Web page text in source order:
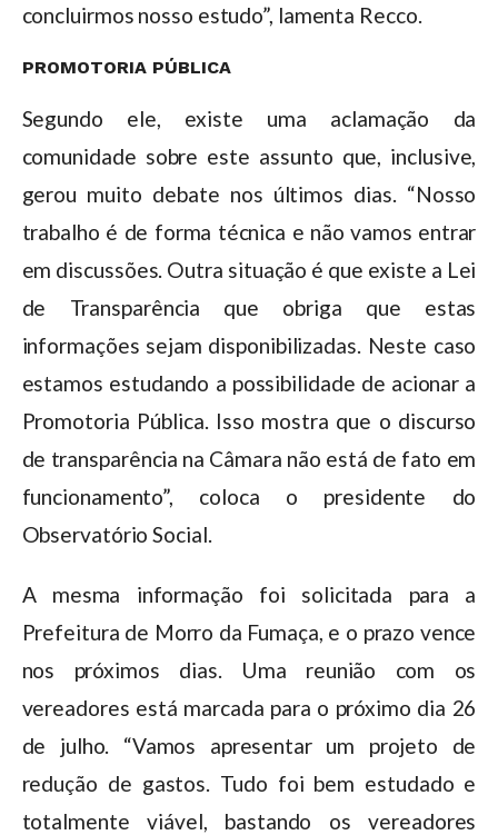
concluirmos nosso estudo”, lamenta Recco.
PROMOTORIA PÚBLICA
Segundo ele, existe uma aclamação da
comunidade sobre este assunto que, inclusive,
gerou muito debate nos últimos dias. “Nosso
trabalho é de forma técnica e não vamos entrar
em discussões. Outra situação é que existe a Lei
de Transparência que obriga que estas
informações sejam disponibilizadas. Neste caso
estamos estudando a possibilidade de acionar a
Promotoria Pública. Isso mostra que o discurso
de transparência na Câmara não está de fato em
funcionamento”, coloca o presidente do
Observatório Social.
A mesma informação foi solicitada para a
Prefeitura de Morro da Fumaça, e o prazo vence
nos próximos dias. Uma reunião com os
vereadores está marcada para o próximo dia 26
de julho. “Vamos apresentar um projeto de
redução de gastos. Tudo foi bem estudado e
totalmente viável, bastando os vereadores